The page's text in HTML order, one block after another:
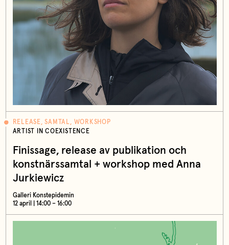
RELEASE, SAMTAL, WORKSHOP
ARTIST IN COEXISTENCE
Finissage, release av publikation och
konstnärssamtal + workshop med Anna
Jurkiewicz
Galleri Konstepidemin
12 april | 14:00 – 16:00